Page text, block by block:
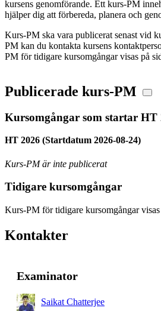
kursens genomförande. Ett kurs-PM
hjälper dig att förbereda, planera och
Kurs-PM ska vara publicerat senast vid
PM kan du kontakta kursens
PM för tidigare kursomgångar visas på
Publicerade kurs-PM
Kursomgångar som startar HT
HT 2026 (Startdatum 2026-08-24)
Kurs-PM är inte publicerat
Tidigare kursomgångar
Kurs-PM för tidigare kursomgångar visas
Kontakter
Examinator
Saikat Chatterjee